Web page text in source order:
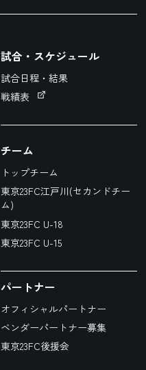
チーム
トップチーム
東京23FC江戸川(セカンドチー
ム)
東京23FC U-18
東京23FC U-15
試合・スケジュール
試合日程・結果
戦績表
パートナー
オフィシャルパートナー
ベンダーパートナー募集
東京23FC後援会